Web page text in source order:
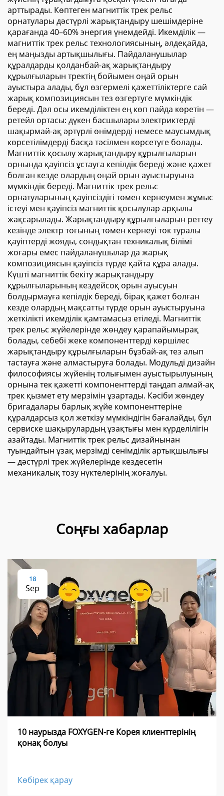
арттырады. Көптеген магниттік трек рельс
орнатулары дәстүрлі жарықтандыру шешімдеріне
қарағанда 40–60% энергия үнемдейді. Икемділік —
магниттік трек рельс технологиясының, әлдеқайда,
ең маңызды артықшылығы. Пайдаланушылар
құралдарды қолданбай-ақ жарықтандыру
құрылғыларын тректің бойымен оңай орын
ауыстыра алады, бұл өзгермелі қажеттіліктерге сай
жарық композициясын тез өзгертуге мүмкіндік
береді. Дәл осы икемділіктен ең көп пайда көретін —
ретейл ортасы: дүкен басшылары электриктерді
шақырмай-ақ әртүрлі өнімдерді немесе маусымдық
көрсетілімдерді басқа тәсілмен көрсетуге болады.
Магниттік қосылу жарықтандыру құрылғыларын
орнында қауіпсіз ұстауға кепілдік береді және қажет
болған кезде олардың оңай орын ауыстыруына
мүмкіндік береді. Магниттік трек рельс
орнатуларының қауіпсіздігі төмен кернеумен жұмыс
істеуі мен қауіпсіз магниттік қосылулар арқылы
жақсарылады. Жарықтандыру құрылғыларын реттеу
кезінде электр тоғының төмен кернеуі ток туралы
қауіптерді жояды, сондықтан техникалық білімі
жоғары емес пайдаланушылар да жарық
композициясын қауіпсіз түрде қайта құра алады.
Күшті магниттік бекіту жарықтандыру
құрылғыларының кездейсоқ орын ауысуын
болдырмауға кепілдік береді, бірақ қажет болған
кезде олардың мақсатты түрде орын ауыстыруына
жеткілікті икемділік қамтамасыз етіледі. Магниттік
трек рельс жүйелерінде жөндеу қарапайымырақ
болады, себебі жеке компоненттерді көршілес
жарықтандыру құрылғыларын бұзбай-ақ тез алып
тастауға және алмастыруға болады. Модульді дизайн
философиясы жүйенің толығымен ауыстырылуының
орнына тек қажетті компоненттерді таңдап алмай-ақ
трек қызмет ету мерзімін ұзартады. Кәсіби жөндеу
бригадалары барлық жүйе компоненттеріне
құралдарсыз қол жеткізу мүмкіндігін бағалайды, бұл
сервиске шақырулардың ұзақтығы мен күрделілігін
азайтады. Магниттік трек рельс дизайнынан
туындайтын ұзақ мерзімді сенімділік артықшылығы
— дәстүрлі трек жүйелерінде кездесетін
механикалық тозу нүктелерінің жоғалуы.
Соңғы хабарлар
18
Sep
10 наурызда FOXYGEN-ге Корея клиенттерінің
қонақ болуы
Көбірек қарау